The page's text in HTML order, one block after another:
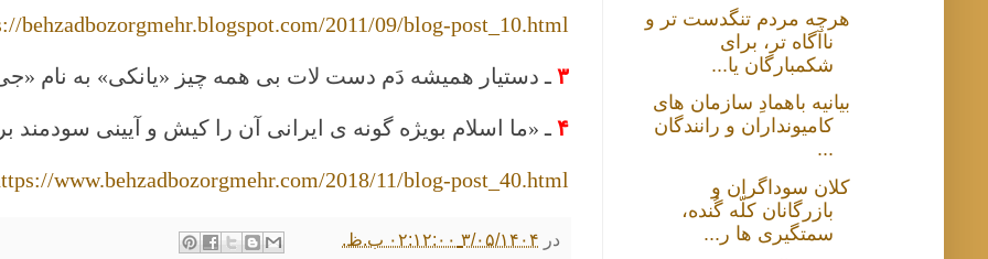
behzadbozorgmehr.blogspot.com/2011/09/blog-post_10.html
۳ ـ دستیار همیشه دَم دست لات بی همه چیز «یانکی» به نام
۴ ـ «ما اسلام بویژه گونه ی ایرانی آن را کیش و آیینی
www.behzadbozorgmehr.com/2018/11/blog-post_40.html
در ۳/۰۵/۱۴۰۴ ۰۲:۱۲:۰۰ ب.ظ.
هرچه مردم تنگدست تر و
ناآگاه تر، برای
شکمبارگان یا...
بیانیه‌ باهمادِ سازمان های
کامیونداران و رانندگان
...
کلان سوداگران و
بازرگانان کلّه گُنده،
سمتگیری ها ر...